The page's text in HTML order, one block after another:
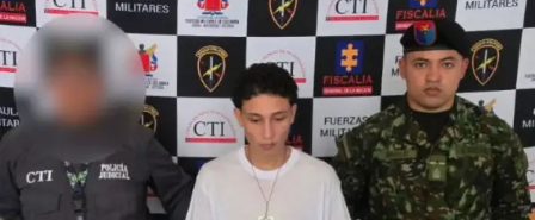
Rol de los procesados en el hecho